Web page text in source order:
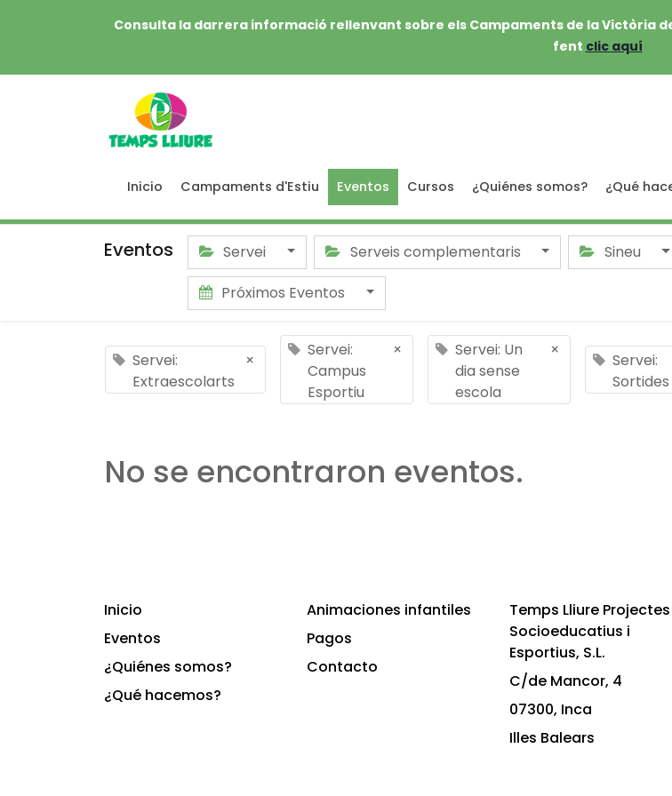
Consulta la darrera informació rellenvant sobre els Campaments de la Victòria
fent clic aquí
Inicio Campaments d'Estiu Eventos Cursos ¿Quiénes somos? ¿Qué
Eventos Servei Serveis complementaris
Sineu
Próximos Eventos
Servei:
Extraescolarts
×
Servei:
Campus
Esportiu
×
Servei: Un
dia sense
escola
×
Servei:
Sortides
No se encontraron eventos.
Inicio
Eventos
¿Quiénes somos?
¿Qué hacemos?
Animaciones infantiles
Pagos
Contacto
Temps Lliure Projectes
Socioeducatius i
Esportius, S.L.
C/de Mancor, 4
07300, Inca
Illes Balears